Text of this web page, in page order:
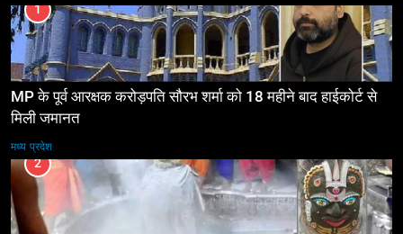
1
MP के पूर्व आरक्षक करोड़पति सौरभ शर्मा को 18 महीने बाद हाईकोर्ट से
मिली जमानत
मध्य प्रदेश
2